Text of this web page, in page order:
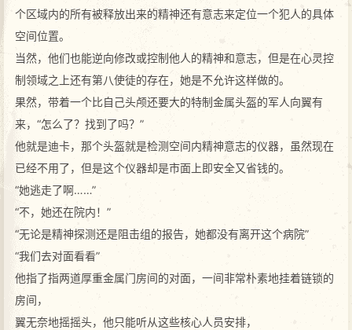
个区域内的所有被释放出来的精神还有意志来定位一个犯人的具体
空间位置。
当然，他们也能逆向修改或控制他人的精神和意志，但是在心灵控
制领域之上还有第八使徒的存在，她是不允许这样做的。
果然，带着一个比自己头颅还要大的特制金属头盔的军人向翼有
来，“怎么了？找到了吗？”
他就是迪卡，那个头盔就是检测空间内精神意志的仪器，虽然现在
已经不用了，但是这个仪器却是市面上即安全又省钱的。
“她逃走了啊……”
“不，她还在院内！”
“无论是精神探测还是阻击组的报告，她都没有离开这个病院”
“我们去对面看看”
他指了指两道厚重金属门房间的对面，一间非常朴素地挂着链锁的
房间，
翼无奈地摇摇头，他只能听从这些核心人员安排，